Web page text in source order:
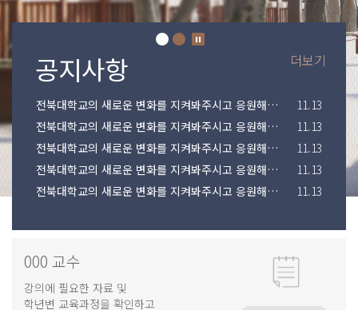
전북대학교의 새로운 변화를 지켜봐주시고 응원해주시기 바랍니다.
11.13
전북대학교의 새로운 변화를 지켜봐주시고 응원해주시기 바랍니다.
11.13
전북대학교의 새로운 변화를 지켜봐주시고 응원해주시기 바랍니다.
11.13
전북대학교의 새로운 변화를 지켜봐주시고 응원해주시기 바랍니다.
11.13
전북대학교의 새로운 변화를 지켜봐주시고 응원해주시기 바랍니다.
11.13
더보기
000 교수
강의에 필요한 자료 및
학년변 교육과정을 확인하고